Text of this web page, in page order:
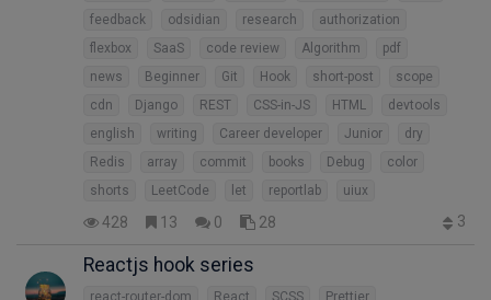
feedback
odsidian research
authorization
flexbox
SaaS code review Algorithm
pdf
news
Beginner Git Hook short-post
scope
cdn
Django REST CSS-in-JS HTML
devtools
english
writing Career developer Junior
dry
Redis
array commit books Debug
color
shorts
LeetCode let reportlab uiux
428 13 0 28 3
Reactjs hook series
react-router-dom React SCSS Prettier